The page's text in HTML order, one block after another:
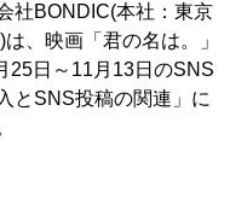
社BONDIC(本社：東京
、映画「君の名は。」
25日～11月13日のSNS
とSNS投稿の関連」に